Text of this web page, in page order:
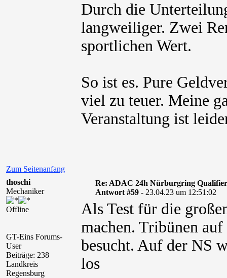
Durch die
langweiliger. Zwei
sportlichen Wert.
So ist es. Pure
viel zu teuer. Meine
Veranstaltung ist
Zum Seitenanfang
thoschi
Mechaniker
Offline
GT-Eins Forums-
User
Beiträge: 238
Landkreis
Regensburg
Re: ADAC 24h Nürburgring
Antwort #59 - 23.04.23 um 12:51:02
Als Test für die
machen. Tribünen
besucht. Auf der NS
los